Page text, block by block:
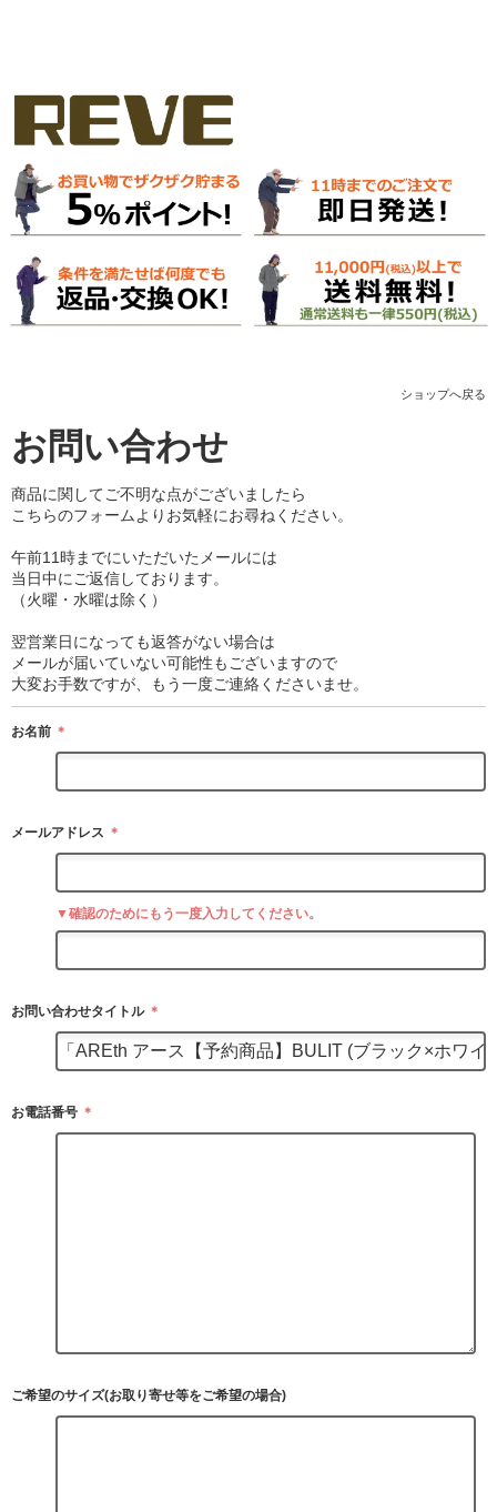
ショップへ戻る
お問い合わせ
商品に関してご不明な点がございましたら
こちらのフォームよりお気軽にお尋ねください。
午前11時までにいただいたメールには
当日中にご返信しております。
（火曜・水曜は除く）
翌営業日になっても返答がない場合は
メールが届いていない可能性もございますので
大変お手数ですが、もう一度ご連絡くださいませ。
お名前 ＊
メールアドレス ＊
▼確認のためにもう一度入力してください。
お問い合わせタイトル ＊
お電話番号 ＊
ご希望のサイズ(お取り寄せ等をご希望の場合)